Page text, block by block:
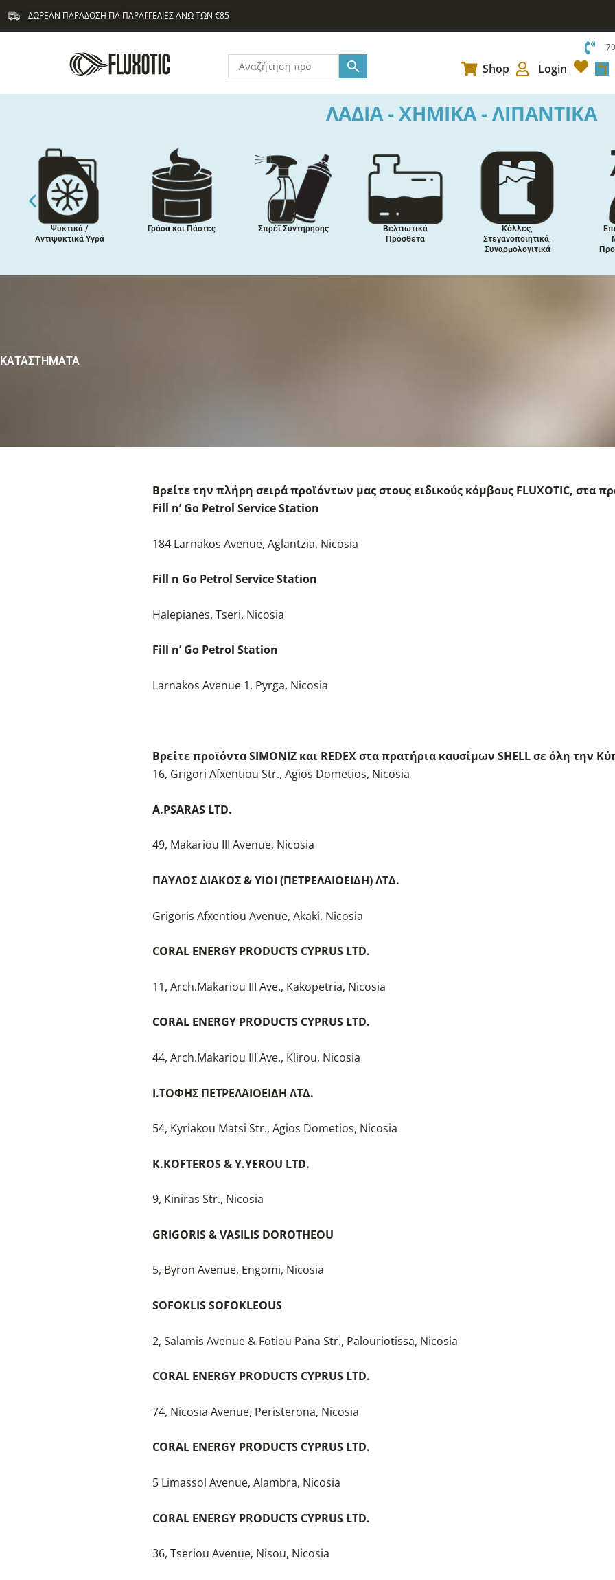
ΜετάβασηΔΩΡΕΑΝ ΠΑΡΑΔΟΣΗ ΓΙΑ ΠΑΡΑΓΓΕΛΙΕΣ ΑΝΩ ΤΩΝ €85
Shop Login
ΛΑΔΙΑ - ΧΗΜΙΚΑ - ΛΙΠΑΝΤΙΚΑ
Ψυκτικά /
Αντιψυκτικά Υγρά
Γράσα και Πάστες Σπρέϊ Συντήρησης
Βελτιωτικά
Πρόσθετα
Κόλλες,
Στεγανοποιητικά,
Συναρμολογιτικά
ΚΑΤΑΣΤΉΜΑΤΑ
Βρείτε την πλήρη σειρά προϊόντων μας στους ειδικούς κόμβους FLUXOTIC, στα
Fill n’ Go Petrol Service Station
184 Larnakos Avenue, Aglantzia, Nicosia
Fill n Go Petrol Service Station
Halepianes, Tseri, Nicosia
Fill n’ Go Petrol Station
Larnakos Avenue 1, Pyrga, Nicosia
Βρείτε προϊόντα SIMONIZ και REDEX στα πρατήρια καυσίμων SHELL σε όλη την
16, Grigori Afxentiou Str., Agios Dometios, Nicosia
A.PSARAS LTD.
49, Makariou III Avenue, Nicosia
ΠΑΥΛΟΣ ΔΙΑΚΟΣ & ΥΙΟΙ (ΠΕΤΡΕΛΑΙΟΕΙΔΗ) ΛΤΔ.
Grigoris Afxentiou Avenue, Akaki, Nicosia
CORAL ENERGY PRODUCTS CYPRUS LTD.
11, Arch.Makariou III Ave., Kakopetria, Nicosia
CORAL ENERGY PRODUCTS CYPRUS LTD.
44, Arch.Makariou III Ave., Klirou, Nicosia
Ι.ΤΟΦΗΣ ΠΕΤΡΕΛΑΙΟΕΙΔΗ ΛΤΔ.
54, Kyriakou Matsi Str., Agios Dometios, Nicosia
K.KOFTEROS & Y.YEROU LTD.
9, Kiniras Str., Nicosia
GRIGORIS & VASILIS DOROTHEOU
5, Byron Avenue, Engomi, Nicosia
SOFOKLIS SOFOKLEOUS
2, Salamis Avenue & Fotiou Pana Str., Palouriotissa, Nicosia
CORAL ENERGY PRODUCTS CYPRUS LTD.
74, Nicosia Avenue, Peristerona, Nicosia
CORAL ENERGY PRODUCTS CYPRUS LTD.
5 Limassol Avenue, Alambra, Nicosia
CORAL ENERGY PRODUCTS CYPRUS LTD.
36, Tseriou Avenue, Nisou, Nicosia